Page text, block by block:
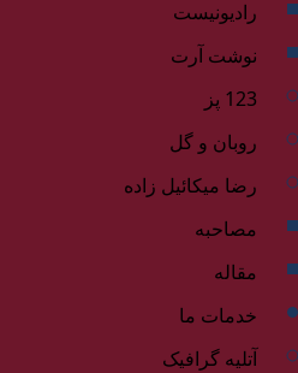
رادیونیست
نوشت آرت
123 پز
روبان و گل
رضا میکائیل زاده
مصاحبه
مقاله
خدمات ما
آتلیه گرافیک